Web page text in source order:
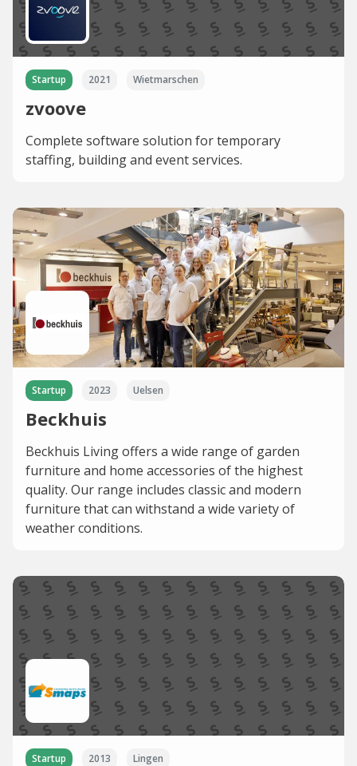
Startup 2021 Wietmarschen
zvoove
Complete software solution for temporary
staffing, building and event services.
Startup 2023 Uelsen
Beckhuis
Beckhuis Living offers a wide range of garden
furniture and home accessories of the highest
quality. Our range includes classic and modern
furniture that can withstand a wide variety of
weather conditions.
Startup 2013 Lingen